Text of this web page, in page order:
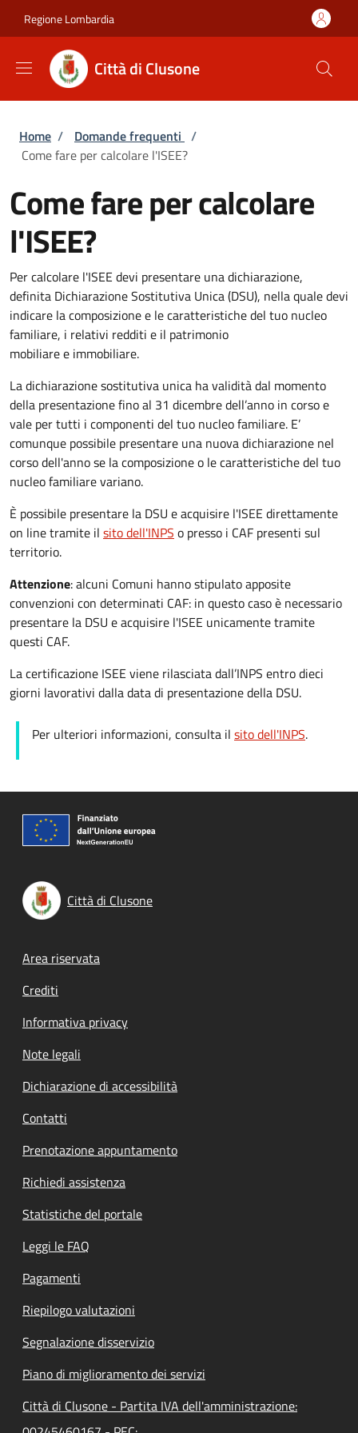
Regione Lombardia
Città di Clusone
Briciole di pane
Home / Domande frequenti /
Come fare per calcolare l'ISEE?
Come fare per calcolare
l'ISEE?
Per calcolare l'ISEE devi presentare una dichiarazione,
definita Dichiarazione Sostitutiva Unica (DSU), nella quale devi
indicare la composizione e le caratteristiche del tuo nucleo
familiare, i relativi redditi e il patrimonio
mobiliare e immobiliare.
La dichiarazione sostitutiva unica ha validità dal momento
della presentazione fino al 31 dicembre dell’anno in corso e
vale per tutti i componenti del tuo nucleo familiare. E’
comunque possibile presentare una nuova dichiarazione nel
corso dell'anno se la composizione o le caratteristiche del tuo
nucleo familiare variano.
È possibile presentare la DSU e acquisire l'ISEE direttamente
on line tramite il sito dell'INPS o presso i CAF presenti sul
territorio.
Attenzione: alcuni Comuni hanno stipulato apposite
convenzioni con determinati CAF: in questo caso è necessario
presentare la DSU e acquisire l'ISEE unicamente tramite
questi CAF.
La certificazione ISEE viene rilasciata dall’INPS entro dieci
giorni lavorativi dalla data di presentazione della DSU.
Per ulteriori informazioni, consulta il sito dell'INPS.
Città di Clusone
Footer menu
Area riservata
Crediti
Informativa privacy
Note legali
Dichiarazione di accessibilità
Contatti
Prenotazione appuntamento
Richiedi assistenza
Statistiche del portale
Leggi le FAQ
Pagamenti
Riepilogo valutazioni
Segnalazione disservizio
Piano di miglioramento dei servizi
Città di Clusone - Partita IVA dell'amministrazione: